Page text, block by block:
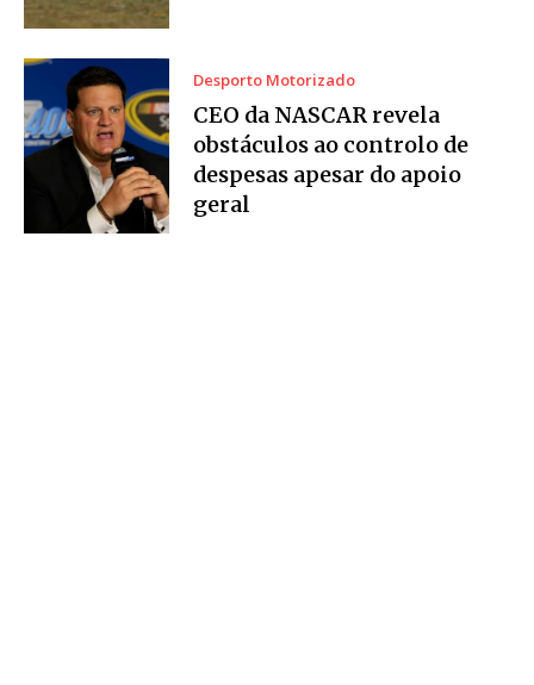
Desporto Motorizado
CEO da NASCAR revela
obstáculos ao controlo de
despesas apesar do apoio
geral